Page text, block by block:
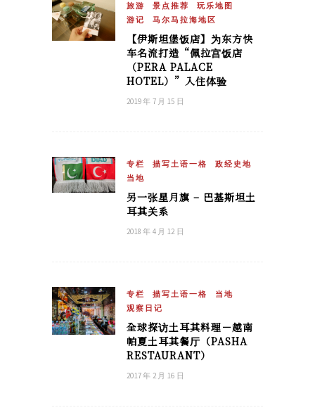
旅游 景点推荐
玩乐地图
游记
马尔马拉海地区
【伊斯坦堡饭店】为东方快
车名流打造“佩拉宫饭店
（PERA PALACE
HOTEL）”入住体验
2019 年 7 月 15 日
专栏 描写土语一格
政经史地
当地
另一张星月旗 – 巴基斯坦土
耳其关系
2018 年 4 月 12 日
专栏 描写土语一格
当地
观察日记
全球探访土耳其料理－越南
帕夏土耳其餐厅（PASHA
RESTAURANT）
2017 年 2 月 16 日